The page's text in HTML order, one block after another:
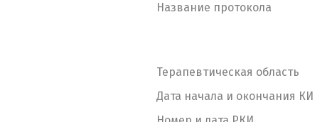
Название протокола
Терапевтическая область
Дата начала и окончания КИ